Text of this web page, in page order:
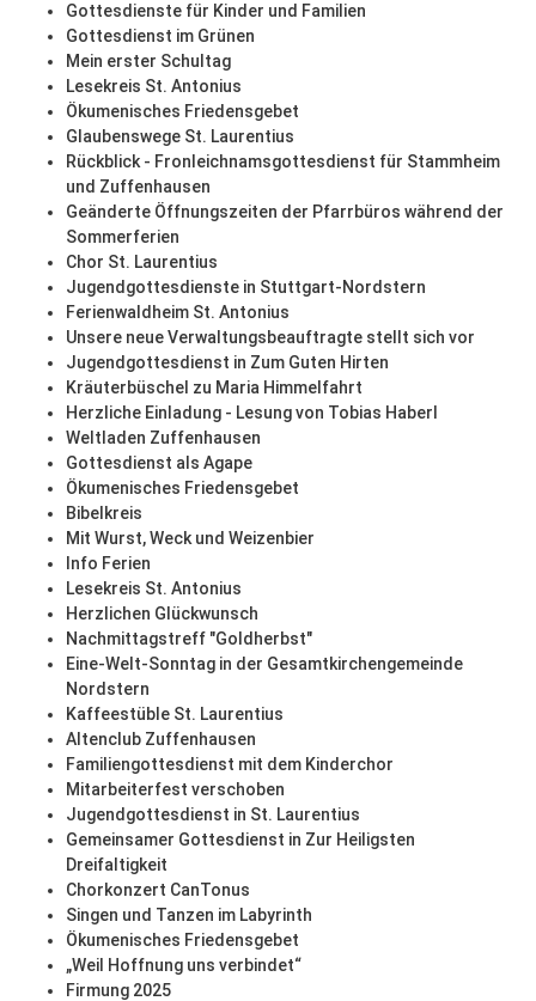
Gottesdienste für Kinder und Familien
Gottesdienst im Grünen
Mein erster Schultag
Lesekreis St. Antonius
Ökumenisches Friedensgebet
Glaubenswege St. Laurentius
Rückblick - Fronleichnamsgottesdienst für Stammheim
und Zuffenhausen
Geänderte Öffnungszeiten der Pfarrbüros während der
Sommerferien
Chor St. Laurentius
Jugendgottesdienste in Stuttgart-Nordstern
Ferienwaldheim St. Antonius
Unsere neue Verwaltungsbeauftragte stellt sich vor
Jugendgottesdienst in Zum Guten Hirten
Kräuterbüschel zu Maria Himmelfahrt
Herzliche Einladung - Lesung von Tobias Haberl
Weltladen Zuffenhausen
Gottesdienst als Agape
Ökumenisches Friedensgebet
Bibelkreis
Mit Wurst, Weck und Weizenbier
Info Ferien
Lesekreis St. Antonius
Herzlichen Glückwunsch
Nachmittagstreff "Goldherbst"
Eine-Welt-Sonntag in der Gesamtkirchengemeinde
Nordstern
Kaffeestüble St. Laurentius
Altenclub Zuffenhausen
Familiengottesdienst mit dem Kinderchor
Mitarbeiterfest verschoben
Jugendgottesdienst in St. Laurentius
Gemeinsamer Gottesdienst in Zur Heiligsten
Dreifaltigkeit
Chorkonzert CanTonus
Singen und Tanzen im Labyrinth
Ökumenisches Friedensgebet
„Weil Hoffnung uns verbindet“
Firmung 2025